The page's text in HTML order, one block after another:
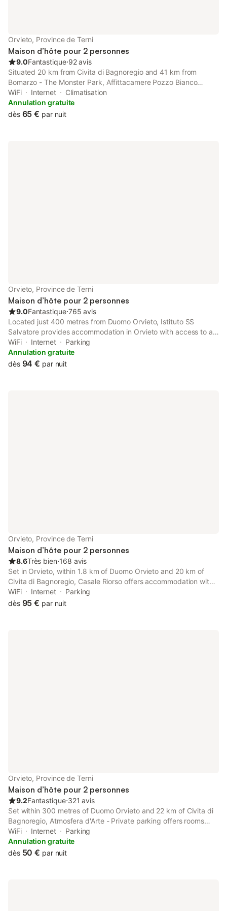
Orvieto, Province de Terni
Maison d’hôte pour 2 personnes
9.0Fantastique⋅92 avis
Situated 20 km from Civita di Bagnoregio and 41 km from
Bomarzo - The Monster Park, Affittacamere Pozzo Bianco
features accommodation located in Orvieto. Free WiFi is
available throughout the property and Duomo Orvieto is 400
metres away.
WiFi Internet
Climatisation
Annulation gratuite
dès 65 € par nuit
Orvieto, Province de Terni
Maison d’hôte pour 2 personnes
9.0Fantastique⋅765 avis
Located just 400 metres from Duomo Orvieto, Istituto SS
Salvatore provides accommodation in Orvieto with access to a
garden, a terrace, as well as a lift.
WiFi Internet
Parking
Annulation gratuite
dès 94 € par nuit
Orvieto, Province de Terni
Maison d’hôte pour 2 personnes
8.6Très bien⋅168 avis
Set in Orvieto, within 1.8 km of Duomo Orvieto and 20 km of
Civita di Bagnoregio, Casale Riorso offers accommodation with
a garden as well as free private parking for guests who drive.
WiFi Internet
Parking
dès 95 € par nuit
Orvieto, Province de Terni
Maison d’hôte pour 2 personnes
9.2Fantastique⋅321 avis
Set within 300 metres of Duomo Orvieto and 22 km of Civita di
Bagnoregio, Atmosfera d'Arte - Private parking offers rooms
with air conditioning and a private bathroom in Orvieto.
WiFi Internet
Parking
Annulation gratuite
dès 50 € par nuit